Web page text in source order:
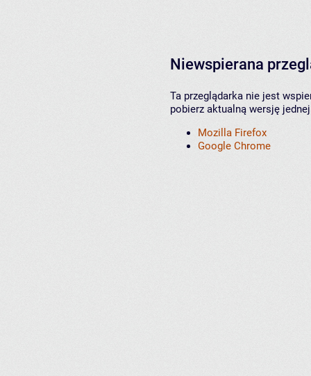
Niewspierana
Ta przeglądarka nie jest
pobierz aktualną wersję
Mozilla Firefox
Google Chrome